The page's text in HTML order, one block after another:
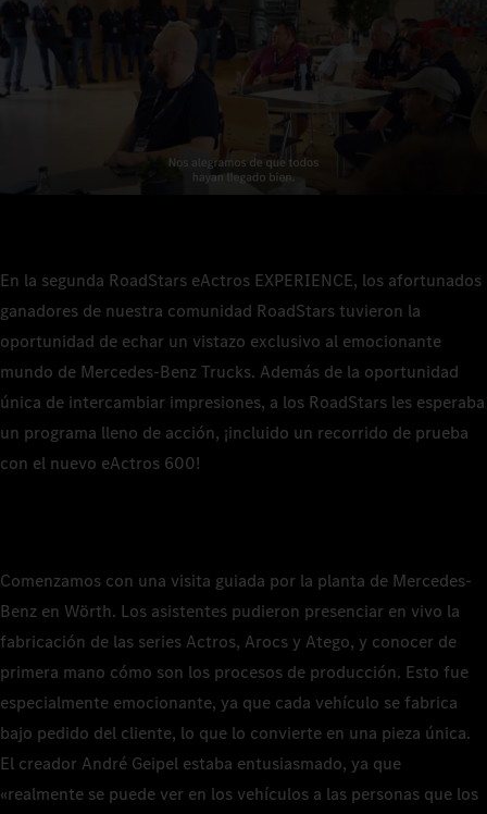
En la segunda RoadStars eActros EXPERIENCE, los afortunados
ganadores de nuestra comunidad RoadStars tuvieron la
oportunidad de echar un vistazo exclusivo al emocionante
mundo de Mercedes-Benz Trucks. Además de la oportunidad
única de intercambiar impresiones, a los RoadStars les esperaba
un programa lleno de acción, ¡incluido un recorrido de prueba
con el nuevo eActros 600!
Comenzamos con una visita guiada por la planta de Mercedes-
Benz en Wörth. Los asistentes pudieron presenciar en vivo la
fabricación de las series Actros, Arocs y Atego, y conocer de
primera mano cómo son los procesos de producción. Esto fue
especialmente emocionante, ya que cada vehículo se fabrica
bajo pedido del cliente, lo que lo convierte en una pieza única.
El creador André Geipel estaba entusiasmado, ya que
«realmente se puede ver en los vehículos a las personas que los